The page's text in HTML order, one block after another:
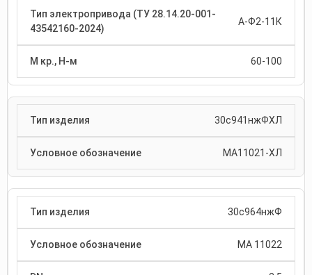
А-Ф2-11К
60-100
30с941нжФХЛ
МА11021-ХЛ
30с964нжФ
МА 11022